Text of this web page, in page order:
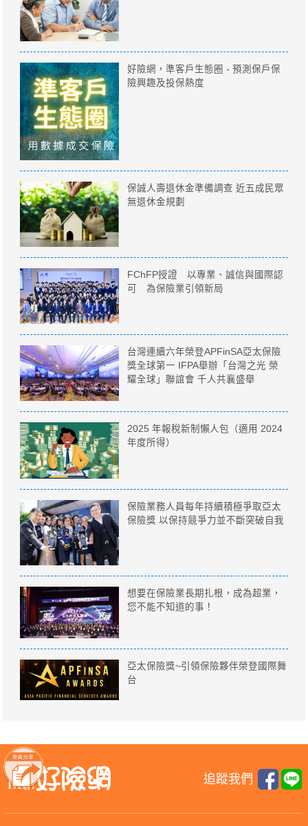
好險網，準客戶生態圈 - 預測保戶保
險興趣及投保熱度
保誠人壽退休金準備調查 近五成民眾
無退休金規劃
FChFP授證 以專業、誠信與國際認
可 為保險業引領新局
台灣連續六年榮登APFinSA亞太保險
獎全球第一 IFPA舉辦「台灣之光 榮
耀全球」聯誼會 千人共襄盛舉
2025 年報稅新制懶人包（適用 2024
年度所得）
保險業務人員每年持續積極爭取亞太
保險獎 以保持競爭力並不斷突破自我
想要在保險業長期扎根，成為超業，
您不能不知道的事！
亞太保險獎~引領保險夥伴榮登國際舞
台
追蹤我們